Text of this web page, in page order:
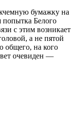
бумажку на
попытка Белого
с этим возникает
а не пятой
общего, на кого
очевиден —